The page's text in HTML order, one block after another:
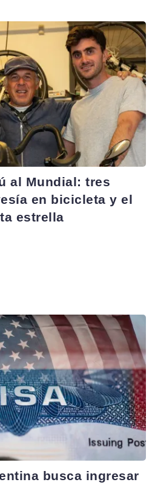
al Mundial: tres
en bicicleta y el
estrella
busca ingresar